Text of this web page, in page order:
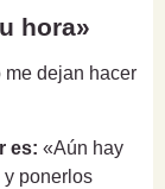
hora»
me dejan hacer
es: «Aún hay
y ponerlos